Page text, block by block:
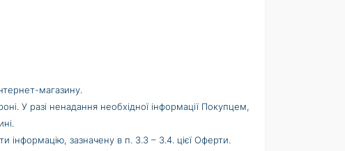
магазину.
У разі ненадання необхідної інформації Покупцем,
інформацію, зазначену в п. 3.3 – 3.4. цієї Оферти.